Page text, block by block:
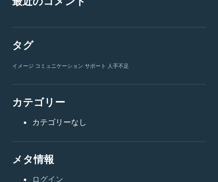
タグ
イメージ コミュニケーション サポート 人手不足
カテゴリー
カテゴリーなし
メタ情報
ログイン